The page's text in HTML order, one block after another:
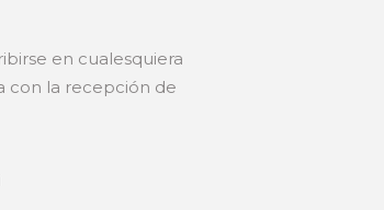
en cualesquiera
con la recepción de